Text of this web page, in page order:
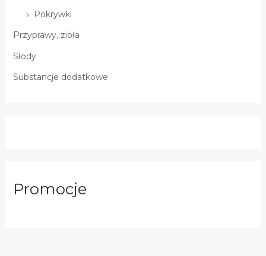
Pokrywki
Przyprawy, zioła
Słody
Substancje dodatkowe
Promocje